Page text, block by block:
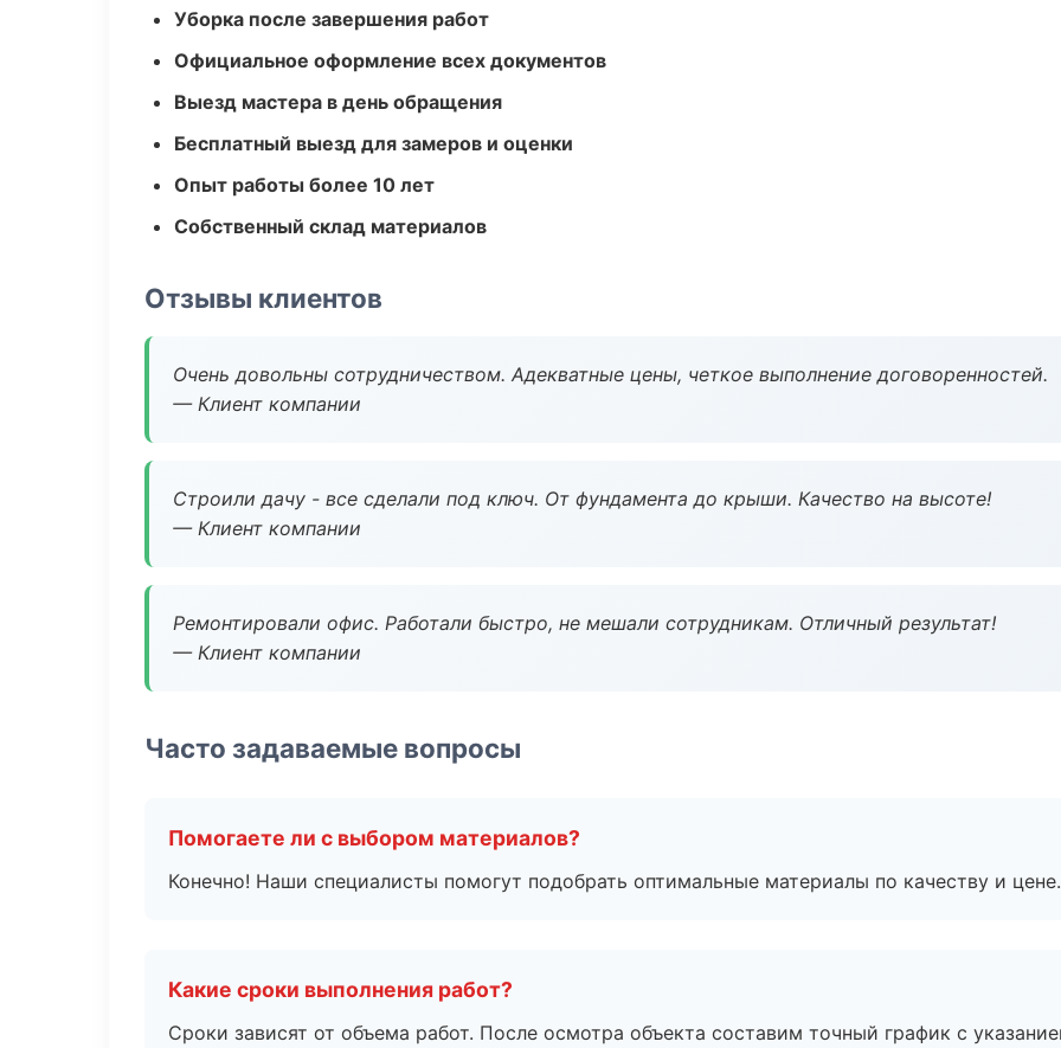
Уборка после завершения работ
Официальное оформление всех документов
Выезд мастера в день обращения
Бесплатный выезд для замеров и оценки
Опыт работы более 10 лет
Собственный склад материалов
Отзывы клиентов
Очень довольны сотрудничеством. Адекватные цены, четкое выполнение договоренностей.
— Клиент компании
Строили дачу - все сделали под ключ. От фундамента до крыши. Качество на высоте!
— Клиент компании
Ремонтировали офис. Работали быстро, не мешали сотрудникам. Отличный результат!
— Клиент компании
Часто задаваемые вопросы
Помогаете ли с выбором материалов?
Конечно! Наши специалисты помогут подобрать оптимальные материалы по качеству и цене.
Какие сроки выполнения работ?
Сроки зависят от объема работ. После осмотра объекта составим точный график с